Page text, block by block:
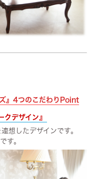
』4つのこだわりPoint
クデザイン』
想したデザインです。
す。